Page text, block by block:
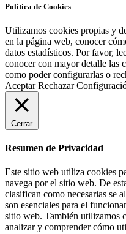
Política de Cookies
Utilizamos cookies propias y
en la página web, conocer
datos estadísticos. Por favor,
conocer con mayor detalle las
como poder configurarlas o
Aceptar Rechazar
Cerrar
Resumen de Privacidad
Este sitio web utiliza cookies
navega por el sitio web. De
clasifican como necesarias se
son esenciales para el
sitio web. También utilizamos
analizar y comprender cómo